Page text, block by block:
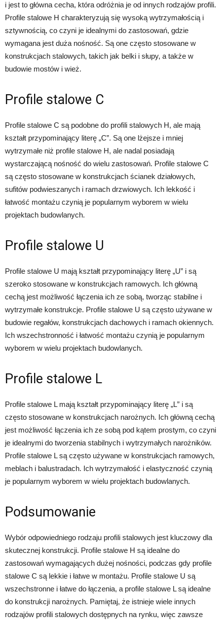
i jest to główna cecha, która odróżnia je od innych rodzajów profili.
Profile stalowe H charakteryzują się wysoką wytrzymałością i
sztywnością, co czyni je idealnymi do zastosowań, gdzie
wymagana jest duża nośność. Są one często stosowane w
konstrukcjach stalowych, takich jak belki i słupy, a także w
budowie mostów i wież.
Profile stalowe C
Profile stalowe C są podobne do profili stalowych H, ale mają
kształt przypominający literę „C”. Są one lżejsze i mniej
wytrzymałe niż profile stalowe H, ale nadal posiadają
wystarczającą nośność do wielu zastosowań. Profile stalowe C
są często stosowane w konstrukcjach ścianek działowych,
sufitów podwieszanych i ramach drzwiowych. Ich lekkość i
łatwość montażu czynią je popularnym wyborem w wielu
projektach budowlanych.
Profile stalowe U
Profile stalowe U mają kształt przypominający literę „U” i są
szeroko stosowane w konstrukcjach ramowych. Ich główną
cechą jest możliwość łączenia ich ze sobą, tworząc stabilne i
wytrzymałe konstrukcje. Profile stalowe U są często używane w
budowie regałów, konstrukcjach dachowych i ramach okiennych.
Ich wszechstronność i łatwość montażu czynią je popularnym
wyborem w wielu projektach budowlanych.
Profile stalowe L
Profile stalowe L mają kształt przypominający literę „L” i są
często stosowane w konstrukcjach narożnych. Ich główną cechą
jest możliwość łączenia ich ze sobą pod kątem prostym, co czyni
je idealnymi do tworzenia stabilnych i wytrzymałych narożników.
Profile stalowe L są często używane w konstrukcjach ramowych,
meblach i balustradach. Ich wytrzymałość i elastyczność czynią
je popularnym wyborem w wielu projektach budowlanych.
Podsumowanie
Wybór odpowiedniego rodzaju profili stalowych jest kluczowy dla
skutecznej konstrukcji. Profile stalowe H są idealne do
zastosowań wymagających dużej nośności, podczas gdy profile
stalowe C są lekkie i łatwe w montażu. Profile stalowe U są
wszechstronne i łatwe do łączenia, a profile stalowe L są idealne
do konstrukcji narożnych. Pamiętaj, że istnieje wiele innych
rodzajów profili stalowych dostępnych na rynku, więc zawsze